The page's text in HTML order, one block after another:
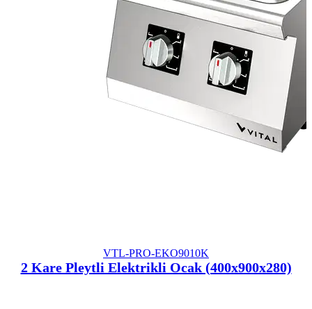
VTL-PRO-EKO9010K
2 Kare Pleytli Elektrikli Ocak (400x900x280)